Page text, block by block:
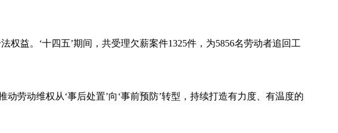
益。‘十四五’期间，共受理欠薪案件1325件，为5856名劳动者追回工
劳动维权从‘事后处置’向‘事前预防’转型，持续打造有力度、有温度的